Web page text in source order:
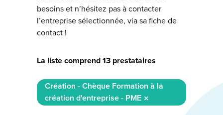
besoins et n’hésitez pas à contacter
l’entreprise sélectionnée, via sa fiche de
contact !
La liste comprend 13 prestataires
Création - Chèque Formation à la
création d'entreprise - PME